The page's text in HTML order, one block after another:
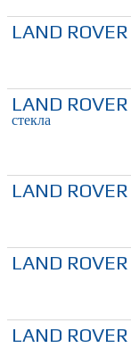
LAND ROVER
LAND ROVER
стекла
LAND ROVER
LAND ROVER
LAND ROVER